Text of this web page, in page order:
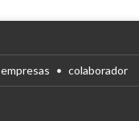
empresas colaborador